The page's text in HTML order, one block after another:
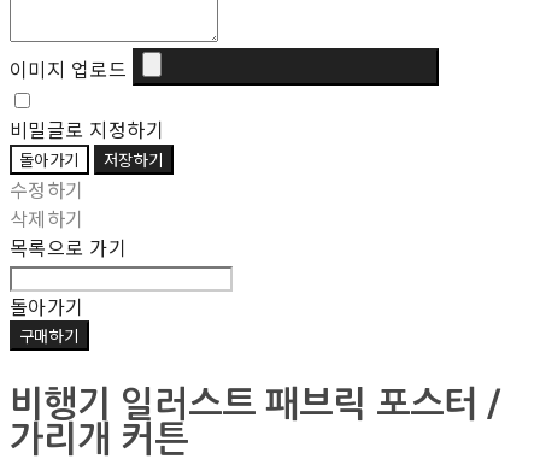
이미지 업로드
비밀글로 지정하기
돌아가기 저장하기
수정하기
삭제하기
목록으로 가기
돌아가기
구매하기
비행기 일러스트 패브릭 포스터 /
가리개 커튼